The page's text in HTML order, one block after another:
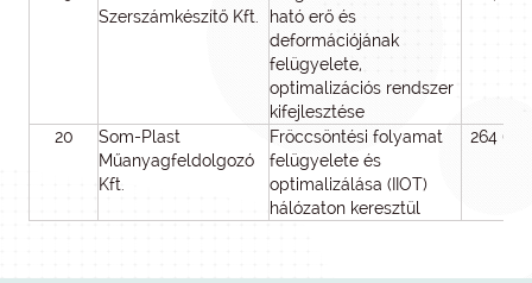
Szerszámkészítő Kft.
ható erő és
deformációjának
felügyelete,
optimalizációs rendszer
kifejlesztése
20
Som-Plast
Műanyagfeldolgozó
Kft.
Fröccsöntési folyamat
felügyelete és
optimalizálása (IIOT)
hálózaton keresztül
264